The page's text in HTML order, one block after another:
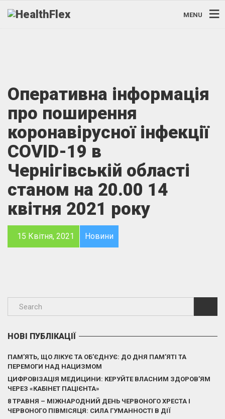
MENU
Оперативна інформація
про поширення
коронавірусної інфекції
COVID-19 в
Чернігівській області
станом на 20.00 14
квітня 2021 року
15 Квітня, 2021 Новини
НОВІ ПУБЛІКАЦІЇ
ПАМ’ЯТЬ, ЩО ЛІКУЄ ТА ОБ’ЄДНУЄ: ДО ДНЯ ПАМ’ЯТІ ТА
ПЕРЕМОГИ НАД НАЦИЗМОМ
ЦИФРОВІЗАЦІЯ МЕДИЦИНИ: КЕРУЙТЕ ВЛАСНИМ ЗДОРОВ’ЯМ
ЧЕРЕЗ «КАБІНЕТ ПАЦІЄНТА»
8 ТРАВНЯ – МІЖНАРОДНИЙ ДЕНЬ ЧЕРВОНОГО ХРЕСТА І
ЧЕРВОНОГО ПІВМІСЯЦЯ: СИЛА ГУМАННОСТІ В ДІЇ